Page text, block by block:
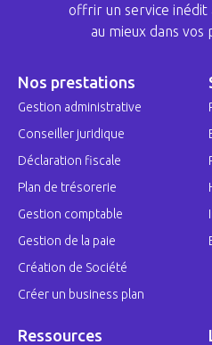
offrir un service inédit
au mieux dans vos
Nos prestations
Gestion administrative
Conseiller juridique
Déclaration fiscale
Plan de trésorerie
Gestion comptable
Gestion de la paie
Création de Société
Créer un business plan
Ressources